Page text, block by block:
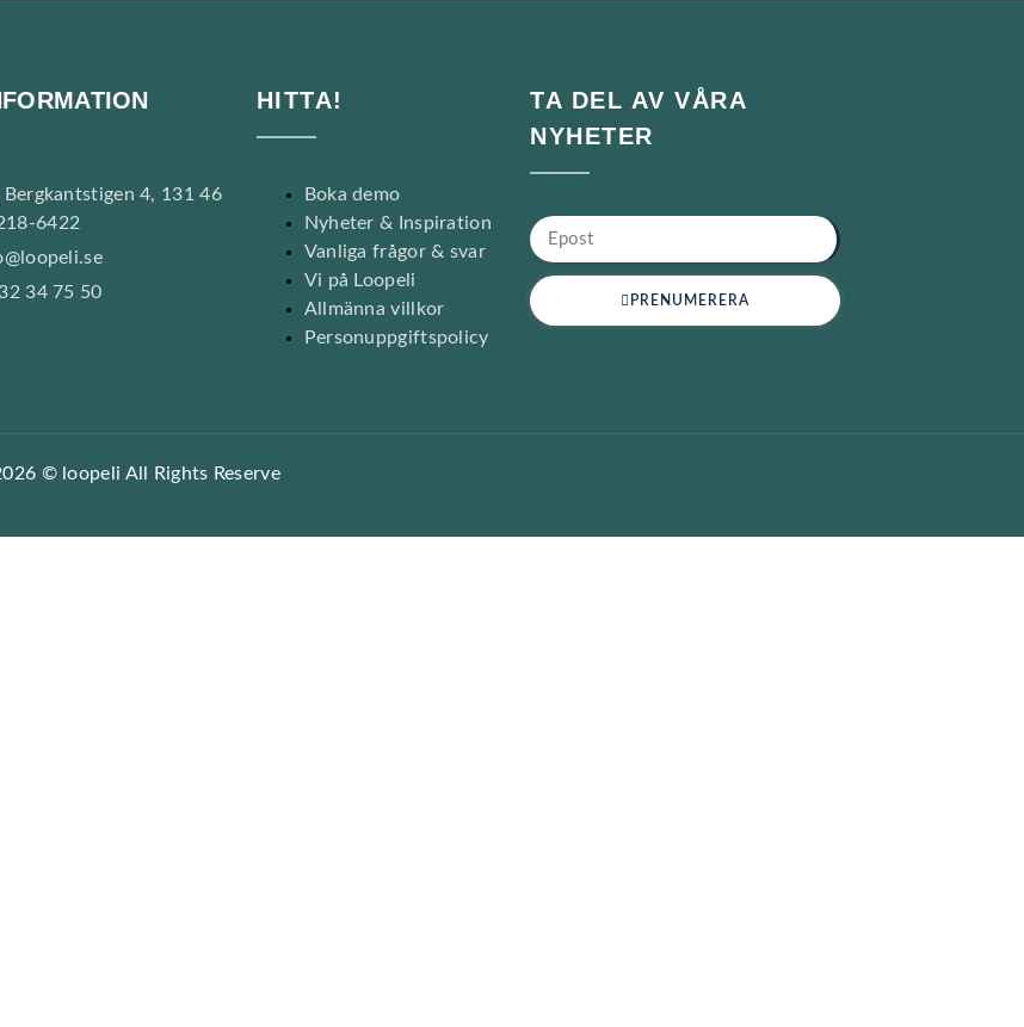
Bergkantstigen 4, 131 46
6422
34 75 50
HITTA!
Boka demo
Nyheter & Inspiration
Vanliga frågor & svar
Vi på Loopeli
Allmänna villkor
Personuppgiftspolicy
TA DEL AV VÅRA
NYHETER
PRENUMERERA
© loopeli All Rights Reserve